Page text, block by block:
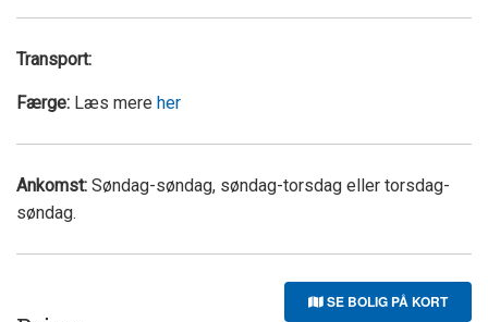
Transport:
Færge: Læs mere her
Ankomst: Søndag-søndag, søndag-torsdag eller torsdag-
søndag.
SE BOLIG PÅ KORT